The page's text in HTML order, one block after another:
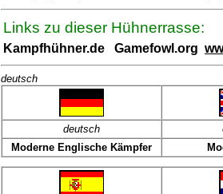
Links zu dieser Hühnerrasse:
Kampfhühner.de Gamefowl.org
deutsch
deutsch
Moderne Englische Kämpfer